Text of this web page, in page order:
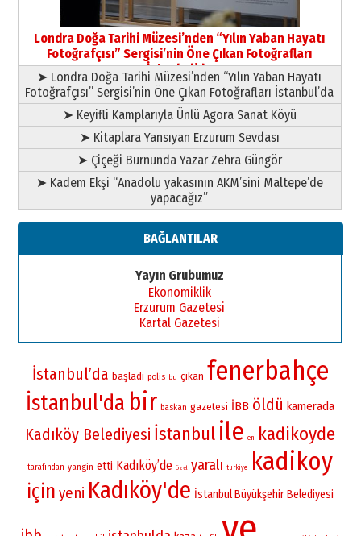
Yusuf POLAT
Şampiyonluk Sebahattin Şirin’e
yazar
11 Mayıs 2026 Pazartesi
Londra Doğa Tarihi Müzesi’nden “Yılın Yaban Hayatı
Fotoğrafçısı” Sergisi’nin Öne Çıkan Fotoğrafları
İstanbul’da
➤ Londra Doğa Tarihi Müzesi’nden “Yılın Yaban Hayatı
Fotoğrafçısı” Sergisi’nin Öne Çıkan Fotoğrafları İstanbul’da
➤ Keyifli Kamplarıyla Ünlü Agora Sanat Köyü
➤ Kitaplara Yansıyan Erzurum Sevdası
➤ Çiçeği Burnunda Yazar Zehra Güngör
➤ Kadem Ekşi “Anadolu yakasının AKM’sini Maltepe’de
yapacağız”
BAĞLANTILAR
Yayın Grubumuz
Ekonomiklik
Erzurum Gazetesi
Kartal Gazetesi
İstanbul’da başladı polis bu çıkan fenerbahçe
İstanbul'da bir baskan gazetesi İBB öldü kamerada
Kadıköy Belediyesi İstanbul ile en kadikoyde
tarafından yangin etti Kadıköy’de özel yaralı turkiye kadikoy
için yeni Kadıköy'de İstanbul Büyükşehir Belediyesi